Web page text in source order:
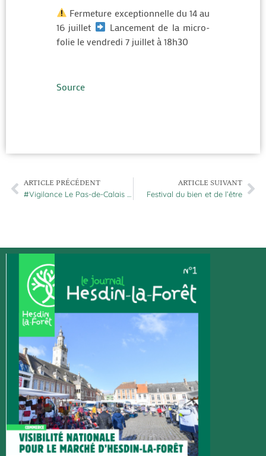
Fermeture exceptionnelle du 14 au
16 juillet
Lancement de la micro-
folie le vendredi 7 juillet à 18h30
Source
ARTICLE PRÉCÉDENT
#Vigilance Le Pas-de-Calais en vigilance jaune
ARTICLE SUIVANT
Festival du bien et de l’être